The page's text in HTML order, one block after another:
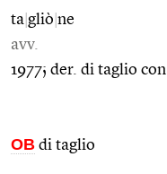
ta gliò ne
avv.
1977; der. di taglio
OB di taglio